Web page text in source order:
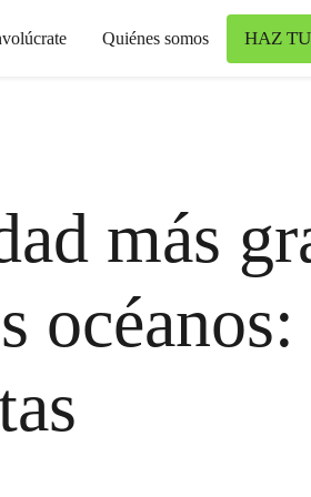
Quiénes somos HAZ
más
océanos: